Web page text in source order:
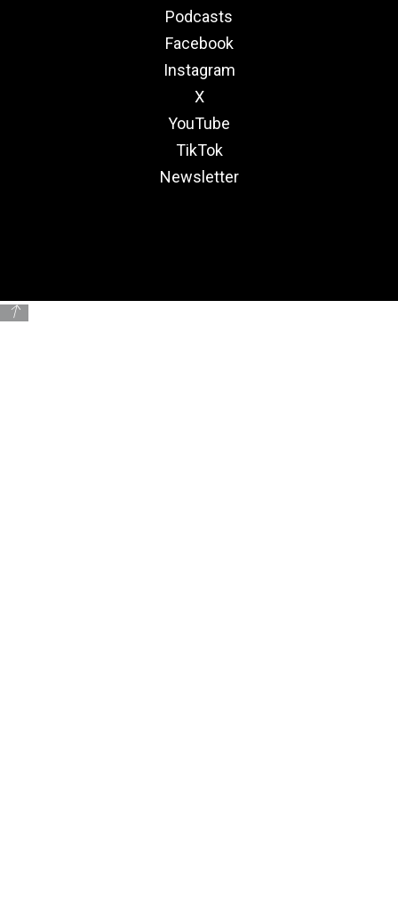
Podcasts
Facebook
Instagram
X
YouTube
TikTok
Newsletter